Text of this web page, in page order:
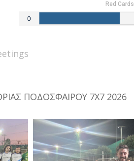
Red Cards
0
ΠΟΔΟΣΦΑΙΡΟΥ 7Χ7 2026